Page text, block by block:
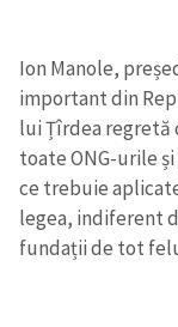
Ion Manole,
important din
lui Țîrdea regretă
toate ONG-urile
ce trebuie
legea, indiferent
fundații de tot